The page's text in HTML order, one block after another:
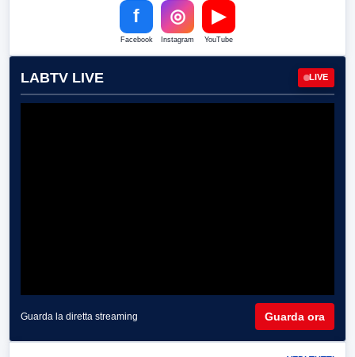
f
Facebook
◎
Instagram
▶
YouTube
LABTV LIVE LIVE
Guarda la diretta streaming Guarda ora